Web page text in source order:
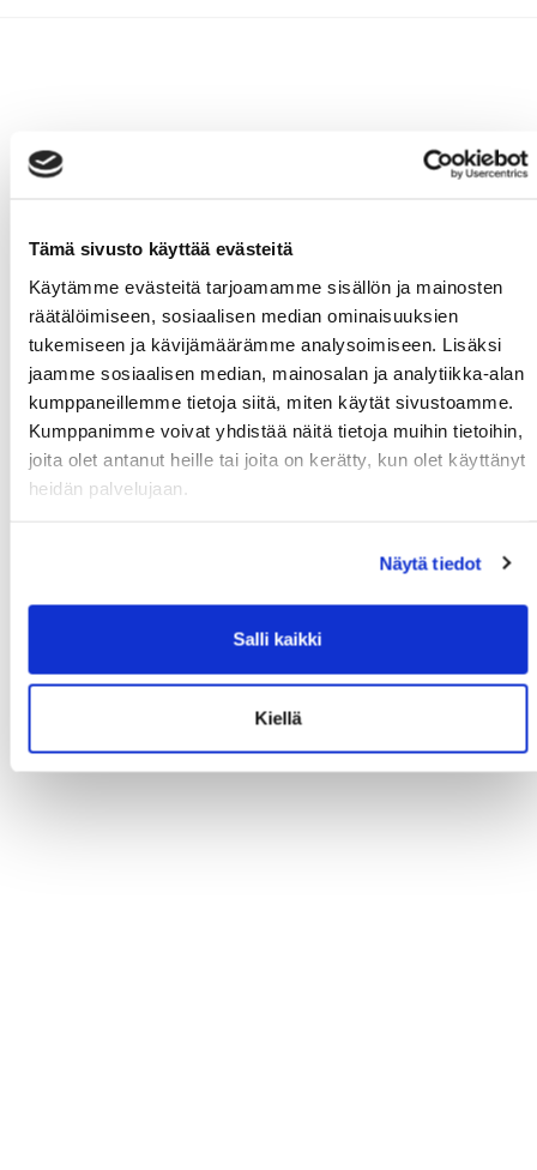
Tämä sivusto käyttää evästeitä
Käytämme evästeitä tarjoamamme sisällön ja mainosten
räätälöimiseen, sosiaalisen median ominaisuuksien
tukemiseen ja kävijämäärämme analysoimiseen. Lisäksi
jaamme sosiaalisen median, mainosalan ja analytiikka-alan
kumppaneillemme tietoja siitä, miten käytät sivustoamme.
Kumppanimme voivat yhdistää näitä tietoja muihin tietoihin,
joita olet antanut heille tai joita on kerätty, kun olet käyttänyt
heidän palvelujaan.
Näytä tiedot
Salli kaikki
Kiellä